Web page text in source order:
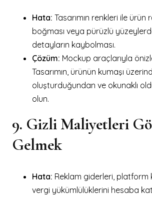
Hata: Tasarımın renkleri ile ürün
boğması veya pürüzlü
detayların kaybolması.
Çözüm: Mockup araçlarıyla
Tasarımın, ürünün kumaşı
oluşturduğundan ve okunaklı
olun.
9. Gizli Maliyetleri
Gelmek
Hata: Reklam giderleri, platform
vergi yükümlülüklerini hesaba